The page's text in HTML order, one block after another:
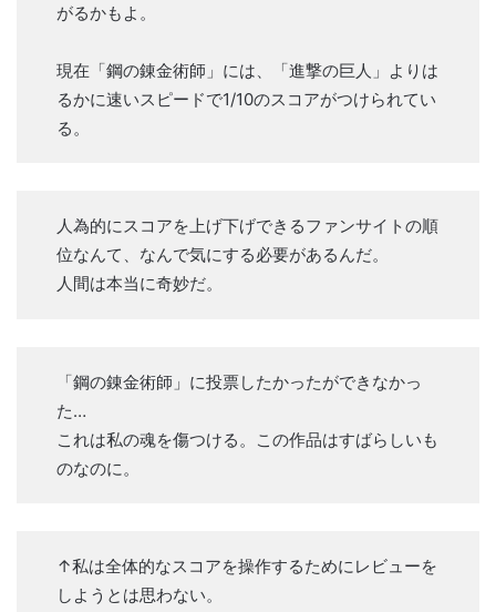
がるかもよ。
現在「鋼の錬金術師」には、「進撃の巨人」よりは
るかに速いスピードで1/10のスコアがつけられてい
る。
人為的にスコアを上げ下げできるファンサイトの順
位なんて、なんで気にする必要があるんだ。
人間は本当に奇妙だ。
「鋼の錬金術師」に投票したかったができなかっ
た…
これは私の魂を傷つける。この作品はすばらしいも
のなのに。
↑私は全体的なスコアを操作するためにレビューを
しようとは思わない。